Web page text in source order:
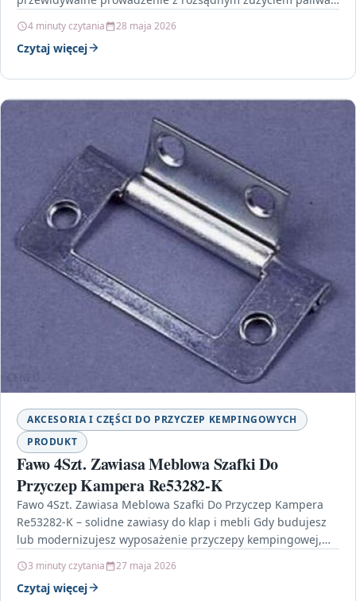
4 minuty czytania 28 maja 2026
Czytaj więcej
AKCESORIA I CZĘŚCI DO PRZYCZEP KEMPINGOWYCH
PRODUKT
Fawo 4Szt. Zawiasa Meblowa Szafki Do
Przyczep Kampera Re53282-K
Fawo 4Szt. Zawiasa Meblowa Szafki Do Przyczep Kampera
Re53282-K – solidne zawiasy do klap i mebli Gdy budujesz
lub modernizujesz wyposażenie przyczepy kempingowej,
3 minuty czytania 27 maja 2026
Czytaj więcej